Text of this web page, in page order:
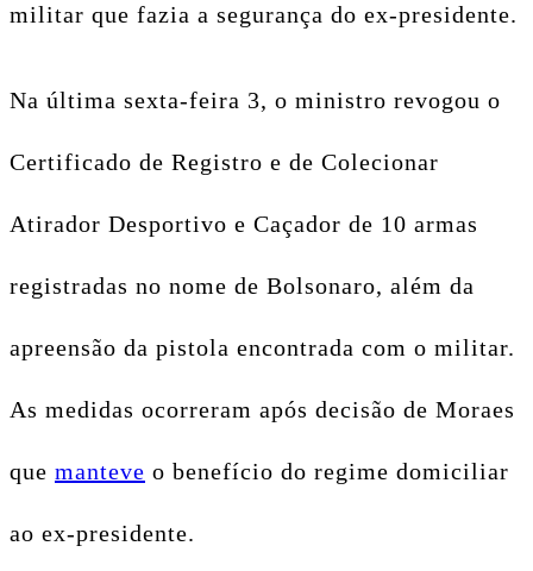
militar que fazia a segurança do ex-presidente.
Na última sexta-feira 3, o ministro revogou o
Certificado de Registro e de Colecionar
Atirador Desportivo e Caçador de 10 armas
registradas no nome de Bolsonaro, além da
apreensão da pistola encontrada com o militar.
As medidas ocorreram após decisão de Moraes
que manteve o benefício do regime domiciliar
ao ex-presidente.